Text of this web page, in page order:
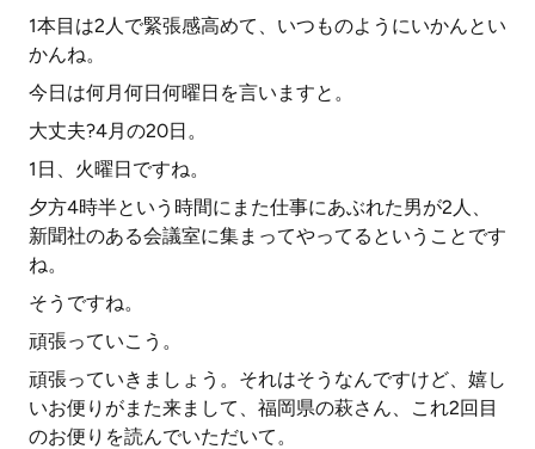
1本目は2人で緊張感高めて、いつものようにいかんとい
かんね。
今日は何月何日何曜日を言いますと。
大丈夫?4月の20日。
1日、火曜日ですね。
夕方4時半という時間にまた仕事にあぶれた男が2人、
新聞社のある会議室に集まってやってるということです
ね。
そうですね。
頑張っていこう。
頑張っていきましょう。それはそうなんですけど、嬉し
いお便りがまた来まして、福岡県の萩さん、これ2回目
のお便りを読んでいただいて。